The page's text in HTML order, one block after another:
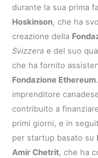
durante la sua prima
Hoskinson, che ha
creazione della
Svizzera e del suo
che ha fornito
Fondazione Ethereum
imprenditore
contribuito a
primi giorni, e in
per startup basato su
Amir Chetrit, che ha